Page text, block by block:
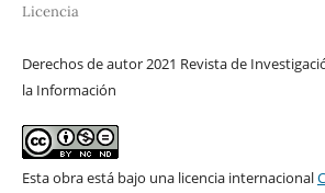
Licencia
Derechos de autor 2021 Revista de
la Información
Esta obra está bajo una licencia internacional